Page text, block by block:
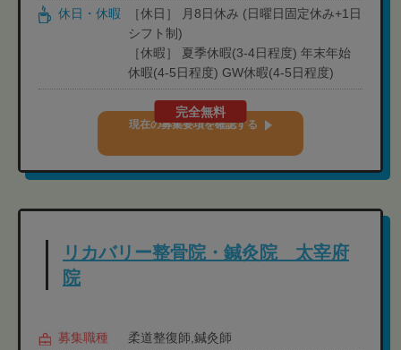
休日・休暇
［休日］ 月8日休み (日曜日固定休み+1日
シフト制)
［休暇］ 夏季休暇(3-4日程度) 年末年始
休暇(4-5日程度) GW休暇(4-5日程度)
完全無料
現在の募集要項を確認する
リカバリー整骨院・鍼灸院 太宰府
院
募集職種 柔道整復師,鍼灸師